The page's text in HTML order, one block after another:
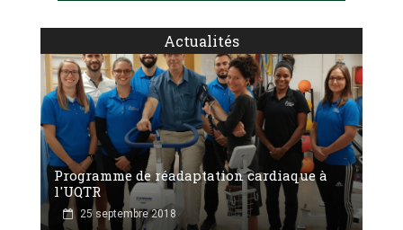
Actualités
Programme de réadaptation cardiaque à
l'UQTR
25 septembre 2018